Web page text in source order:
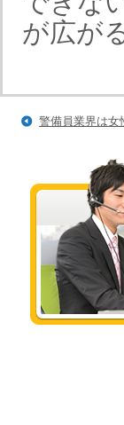
が広が
警備員業界は女